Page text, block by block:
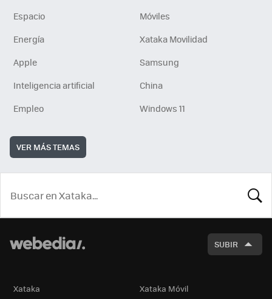
Espacio
Móviles
Energía
Xataka Movilidad
Apple
Samsung
Inteligencia artificial
China
Empleo
Windows 11
VER MÁS TEMAS
SUBIR
Xataka Xataka Móvil